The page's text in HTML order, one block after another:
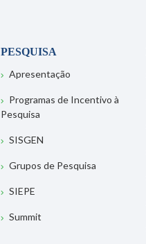
PESQUISA
Apresentação
Programas de Incentivo à
Pesquisa
SISGEN
Grupos de Pesquisa
SIEPE
Summit